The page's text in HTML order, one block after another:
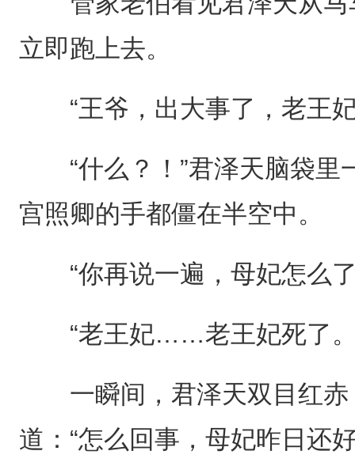
立即跑上去。
“王爷，出大事了，老王妃
“什么？！”君泽天脑袋里
宫照卿的手都僵在半空中。
“你再说一遍，母妃怎么了
“老王妃……老王妃死了。
一瞬间，君泽天双目红赤
道：“怎么回事，母妃昨日还